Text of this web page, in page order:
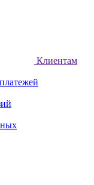
Клиентам